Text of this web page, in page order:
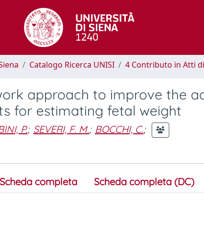
Catalogo Ricerca UNISI 4 Contributo in Atti
approach to improve the
for estimating fetal weight
P.; SEVERI, F. M.; BOCCHI, C.;
Scheda completa Scheda completa (DC)